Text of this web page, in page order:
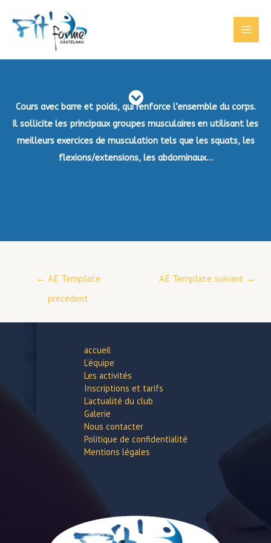
Cours avec barre et poids, qui renforce l’ensemble du corps.
Il sollicite les principaux groupes musculaires en utilisant les
meilleurs exercices de musculation tels que les squats, les
flexions/extensions, les abdominaux…
← AE Template
précédent
AE Template suivant →
accueil
L’équipe
Les activités
Inscriptions et tarifs
L’actualité du club
Galerie
Nous contacter
Politique de confidentialité
Mentions légales